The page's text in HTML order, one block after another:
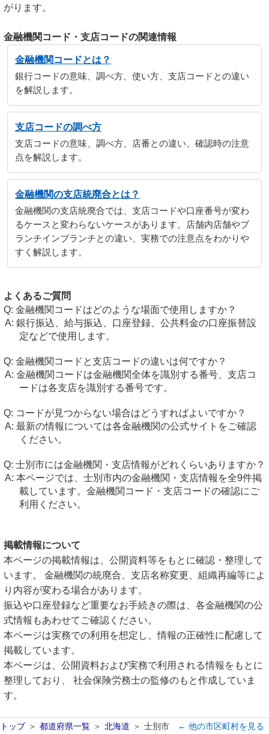
がります。
金融機関コード・支店コードの関連情報
金融機関コードとは？
銀行コードの意味、調べ方、使い方、支店コードとの違い
を解説します。
支店コードの調べ方
支店コードの意味、調べ方、店番との違い、確認時の注意
点を解説します。
金融機関の支店統廃合とは？
金融機関の支店統廃合では、支店コードや口座番号が変わ
るケースと変わらないケースがあります。店舗内店舗やブ
ランチインブランチとの違い、実務での注意点をわかりや
すく解説します。
よくあるご質問
金融機関コードはどのような場面で使用しますか？
銀行振込、給与振込、口座登録、公共料金の口座振替設
定などで使用します。
金融機関コードと支店コードの違いは何ですか？
金融機関コードは金融機関全体を識別する番号、支店コ
ードは各支店を識別する番号です。
コードが見つからない場合はどうすればよいですか？
最新の情報については各金融機関の公式サイトをご確認
ください。
士別市には金融機関・支店情報がどれくらいありますか？
本ページでは、士別市内の金融機関・支店情報を全9件掲
載しています。金融機関コード・支店コードの確認にご
利用ください。
掲載情報について
本ページの掲載情報は、公開資料等をもとに確認・整理して
います。 金融機関の統廃合、支店名称変更、組織再編等によ
り内容が変わる場合があります。
振込や口座登録など重要なお手続きの際は、各金融機関の公
式情報もあわせてご確認ください。
本ページは実務での利用を想定し、情報の正確性に配慮して
掲載しています。
本ページは、公開資料および実務で利用される情報をもとに
整理しており、 社会保険労務士の監修のもと作成していま
す。
トップ 都道府県一覧 北海道 士別市 ← 他の市区町村を見る